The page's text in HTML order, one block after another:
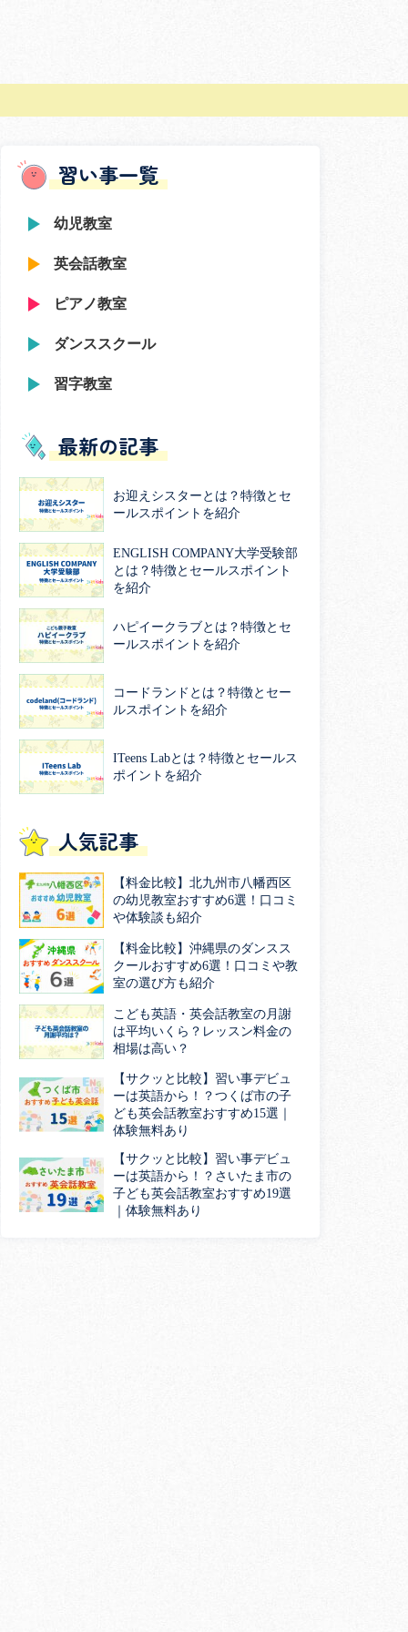
習い事一覧
幼児教室
英会話教室
ピアノ教室
ダンススクール
習字教室
最新の記事
お迎えシスターとは？特徴とセ
ールスポイントを紹介
ENGLISH COMPANY大学受験部
とは？特徴とセールスポイント
を紹介
ハピイークラブとは？特徴とセ
ールスポイントを紹介
コードランドとは？特徴とセー
ルスポイントを紹介
ITeens Labとは？特徴とセールス
ポイントを紹介
人気記事
【料金比較】北九州市八幡西区
の幼児教室おすすめ6選！口コミ
や体験談も紹介
【料金比較】沖縄県のダンスス
クールおすすめ6選！口コミや教
室の選び方も紹介
こども英語・英会話教室の月謝
は平均いくら？レッスン料金の
相場は高い？
【サクッと比較】習い事デビュ
ーは英語から！？つくば市の子
ども英会話教室おすすめ15選｜
体験無料あり
【サクッと比較】習い事デビュ
ーは英語から！？さいたま市の
子ども英会話教室おすすめ19選
｜体験無料あり